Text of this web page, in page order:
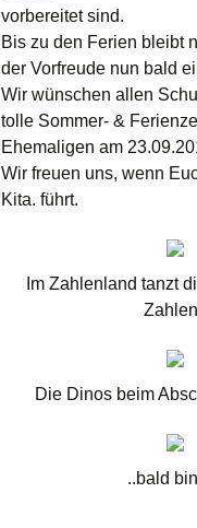
vorbereitet sind.
Bis zu den Ferien bleibt
der Vorfreude nun bald
Wir wünschen allen
tolle Sommer- &
Ehemaligen am
Wir freuen uns, wenn
Kita. führt.
Im Zahlenland tanzt
Die Dinos beim
..bald